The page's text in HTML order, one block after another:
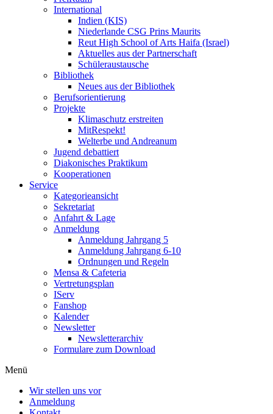
International
Indien (KIS)
Niederlande CSG Prins Maurits
Reut High School of Arts Haifa (Israel)
Aktuelles aus der Partnerschaft
Schüleraustausche
Bibliothek
Neues aus der Bibliothek
Berufsorientierung
Projekte
Klimaschutz erstreiten
MitRespekt!
Welterbe und Andreanum
Jugend debattiert
Diakonisches Praktikum
Kooperationen
Service
Kategorieansicht
Sekretariat
Anfahrt & Lage
Anmeldung
Anmeldung Jahrgang 5
Anmeldung Jahrgang 6-10
Ordnungen und Regeln
Mensa & Cafeteria
Vertretungsplan
IServ
Fanshop
Kalender
Newsletter
Newsletterarchiv
Formulare zum Download
Menü
Wir stellen uns vor
Anmeldung